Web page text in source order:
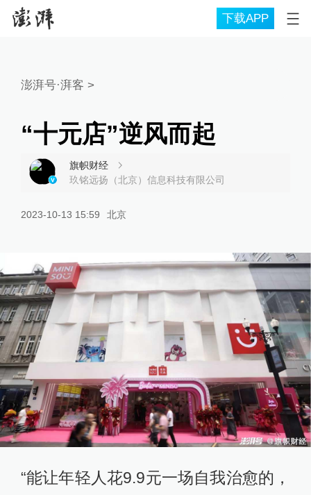
下载APP
澎湃号·湃客 >
“十元店”逆风而起
旗帜财经
玖铭远扬（北京）信息科技有限公司
2023-10-13 15:59 北京
“能让年轻人花9.9元一场自我治愈的，